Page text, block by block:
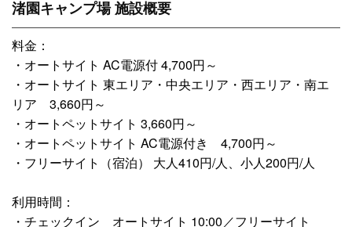
渚園キャンプ場 施設概要
料金：
・オートサイト AC電源付 4,700円～
・オートサイト 東エリア・中央エリア・西エリア・南エ
リア 3,660円～
・オートペットサイト 3,660円～
・オートペットサイト AC電源付き 4,700円～
・フリーサイト（宿泊） 大人410円/人、小人200円/人
利用時間：
・チェックイン オートサイト 10:00／フリーサイト